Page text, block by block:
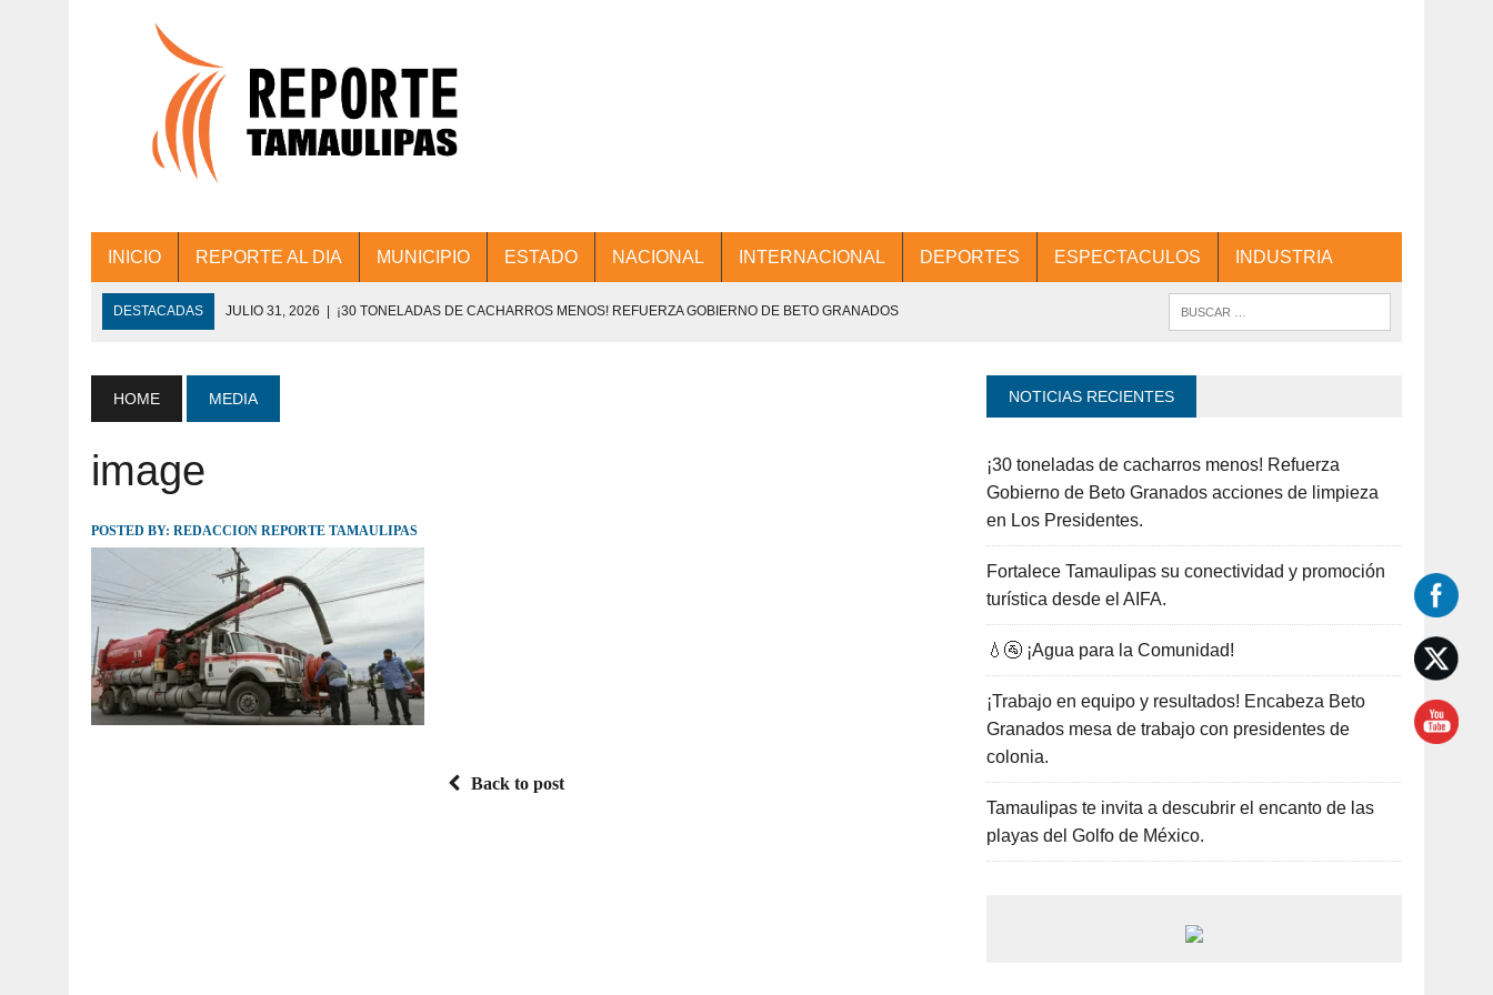
INICIO REPORTE AL DIA MUNICIPIO ESTADO NACIONAL INTERNACIONAL DEPORTES ESPECTACULOS INDUSTRIA
DESTACADAS JULIO 31, 2026 | ¡30 TONELADAS DE CACHARROS MENOS! REFUERZA GOBIERNO DE BETO GRANADOS
JULIO 30, 2026 | 💧🚰 ¡AGUA PARA LA COMUNIDAD!
DE COLONIA.
JULIO 30, 2026 | TAMAULIPAS TE INVITA A DESCUBRIR EL ENCANTO DE LAS PLAYAS DEL GOLFO DE MÉXICO.
HOME MEDIA
image
POSTED BY: REDACCION REPORTE TAMAULIPAS
Back to post
NOTICIAS RECIENTES
¡30 toneladas de cacharros menos! Refuerza
Gobierno de Beto Granados acciones de limpieza
en Los Presidentes.
Fortalece Tamaulipas su conectividad y promoción
turística desde el AIFA.
💧🚰 ¡Agua para la Comunidad!
¡Trabajo en equipo y resultados! Encabeza Beto
Granados mesa de trabajo con presidentes de
colonia.
Tamaulipas te invita a descubrir el encanto de las
playas del Golfo de México.